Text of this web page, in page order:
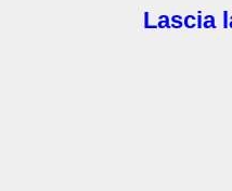
Lascia